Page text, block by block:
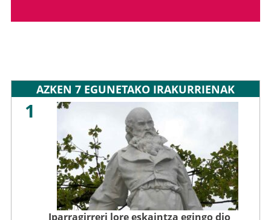
AZKEN 7 EGUNETAKO IRAKURRIENAK
1
Iparragirreri lore eskaintza egingo dio